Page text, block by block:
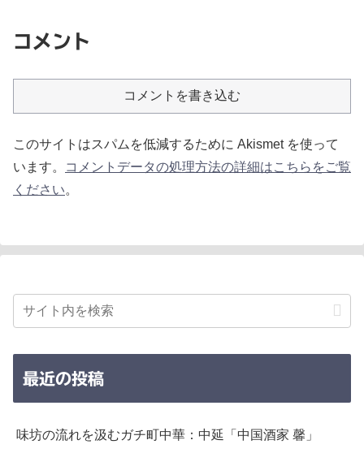
コメント
コメントを書き込む
このサイトはスパムを低減するために Akismet を使って
います。
コメントデータの処理方法の詳細はこちらをご覧
ください。
最近の投稿
味坊の流れを汲むガチ町中華：中延「中国酒家 馨」